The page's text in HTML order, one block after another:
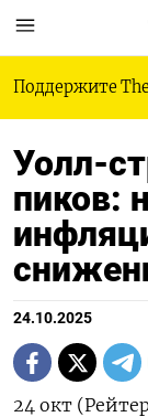
Поддержите
Уолл-
пиков:
24.10.2025
24 окт